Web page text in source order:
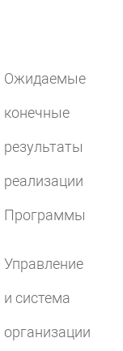
Ожидаемые
конечные
результаты
реализации
Программы
Управление
и система
организации